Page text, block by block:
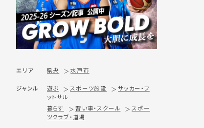
エリア 県央 水戸市
ジャンル 遊ぶ スポーツ施設
サッカー・フ
ットサル
暮らす
習い事・スクール
スポー
ツクラブ・道場